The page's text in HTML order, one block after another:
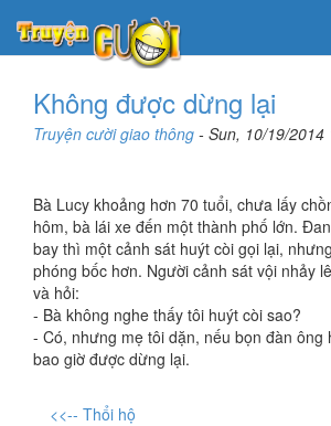
Không được dừng lại
Truyện cười giao thông - Sun, 10/19/
Bà Lucy khoảng hơn 70 tuổi, chưa lấy
hôm, bà lái xe đến một thành phố lớn.
bay thì một cảnh sát huýt còi gọi lại,
phóng bốc hơn. Người cảnh sát vội nhảy
và hỏi:
- Bà không nghe thấy tôi huýt còi sao?
- Có, nhưng mẹ tôi dặn, nếu bọn đàn ông
bao giờ được dừng lại.
<<-- Thổi hộ